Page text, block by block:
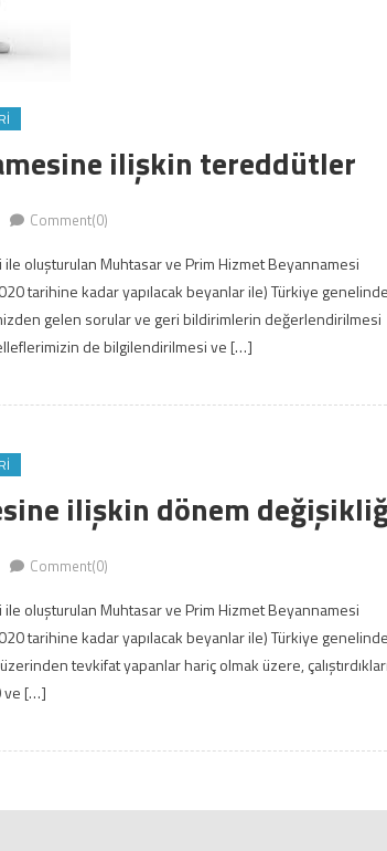
ilişkin tereddütler
Comment(0)
oluşturulan Muhtasar ve Prim Hizmet Beyannamesi
tarihine kadar yapılacak beyanlar ile) Türkiye
gelen sorular ve geri bildirimlerin değerlendirilmesi
de bilgilendirilmesi ve […]
ilişkin dönem
Comment(0)
oluşturulan Muhtasar ve Prim Hizmet Beyannamesi
tarihine kadar yapılacak beyanlar ile) Türkiye
tevkifat yapanlar hariç olmak üzere,
ve […]